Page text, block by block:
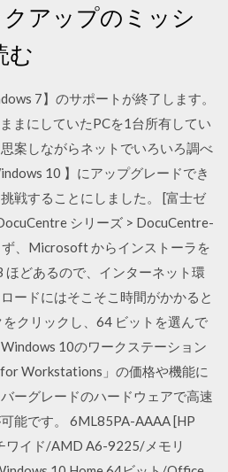
アップのミッシ
む
7】のサポートが終了します。
まにしていたPCを1台所有してい
案しながらネットでいろいろ調べ
10 】にアップグレードでき
戦することにしました。 [富士ゼ
シリーズ > DocuCentre-
、Microsoft からインストーラを
ほどあるので、インターネット環
ードにはそこそこ時間がかかると
クリックし、64 ビットを選んで
10のワークステーション
Workstations」の価格や機能に
ーグレードのハードウェアで高速
能です。 6ML85PA-AAAA [HP
ワイド/AMD A6-9225/メモリ